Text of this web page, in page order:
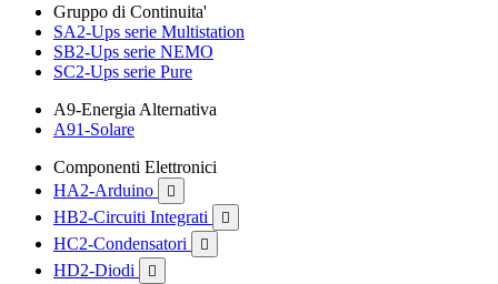
Gruppo di Continuita'
SA2-Ups serie Multistation
SB2-Ups serie NEMO
SC2-Ups serie Pure
A9-Energia Alternativa
A91-Solare
Componenti Elettronici
HA2-Arduino

HB2-Circuiti Integrati 
HC2-Condensatori 
HD2-Diodi 